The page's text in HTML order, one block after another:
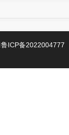
鲁ICP备2022004777